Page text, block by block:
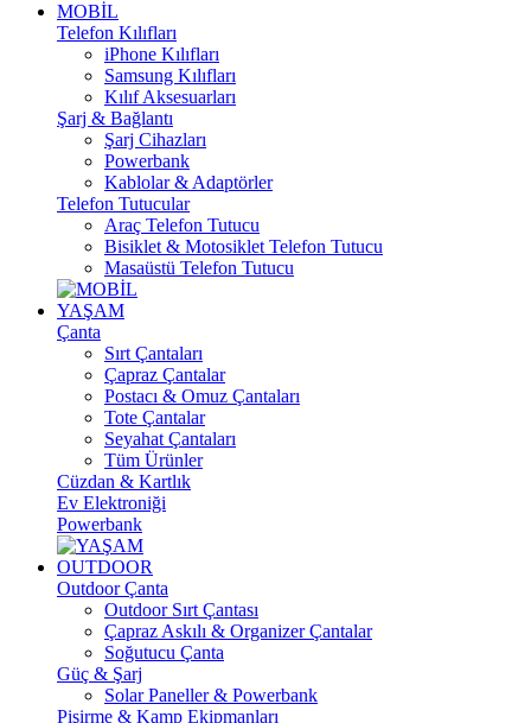
MOBİL
Telefon Kılıfları
iPhone Kılıfları
Samsung Kılıfları
Kılıf Aksesuarları
Şarj & Bağlantı
Şarj Cihazları
Powerbank
Kablolar & Adaptörler
Telefon Tutucular
Araç Telefon Tutucu
Bisiklet & Motosiklet Telefon Tutucu
Masaüstü Telefon Tutucu
YAŞAM
Çanta
Sırt Çantaları
Çapraz Çantalar
Postacı & Omuz Çantaları
Tote Çantalar
Seyahat Çantaları
Tüm Ürünler
Cüzdan & Kartlık
Ev Elektroniği
Powerbank
OUTDOOR
Outdoor Çanta
Outdoor Sırt Çantası
Çapraz Askılı & Organizer Çantalar
Soğutucu Çanta
Güç & Şarj
Solar Paneller & Powerbank
Pişirme & Kamp Ekipmanları